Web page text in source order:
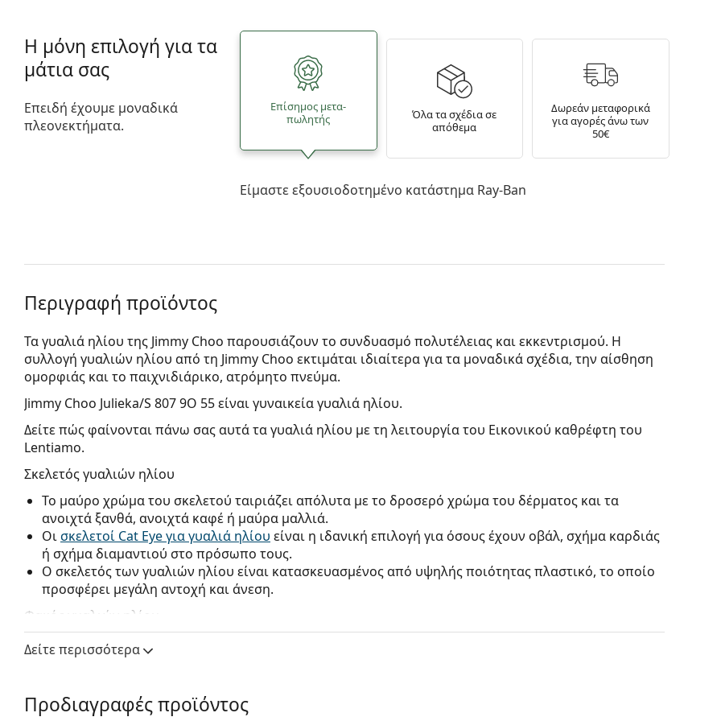
Η μόνη επιλογή για τα
μάτια σας
Επειδή έχουμε μοναδικά
πλεονεκτήματα.
Επίσημος μετα­
πωλητής
Όλα τα σχέδια σε
απόθεμα
Δωρεάν μεταφορικά
για αγορές άνω των
50€
Είμαστε εξουσιοδοτημένο κατάστημα Ray-Ban
Περιγραφή προϊόντος
Τα γυαλιά ηλίου της Jimmy Choo παρουσιάζουν το συνδυασμό πολυτέλειας και εκκεντρισμού. Η
συλλογή γυαλιών ηλίου από τη Jimmy Choo εκτιμάται ιδιαίτερα για τα μοναδικά σχέδια, την αίσθηση
ομορφιάς και το παιχνιδιάρικο, ατρόμητο πνεύμα.
Jimmy Choo Julieka/S 807 9O 55είναι γυναικεία γυαλιά ηλίου.
Δείτε πώς φαίνονται πάνω σας αυτά τα γυαλιά ηλίου με τη λειτουργία του Εικονικού καθρέφτη του
Lentiamo.
Σκελετός γυαλιών ηλίου
Το μαύρο χρώμα του σκελετού ταιριάζει απόλυτα με το δροσερό χρώμα του δέρματος και τα
ανοιχτά ξανθά, ανοιχτά καφέ ή μαύρα μαλλιά.
Οισκελετοί Cat Eye για γυαλιά ηλίου είναι η ιδανική επιλογή για όσους έχουν οβάλ, σχήμα καρδιάς
ή σχήμα διαμαντιού στο πρόσωπο τους.
Ο σκελετός των γυαλιών ηλίου είναι κατασκευασμένος από υψηλής ποιότητας πλαστικό, το οποίο
προσφέρει μεγάλη αντοχή και άνεση.
Φακός γυαλιών ηλίου
Οι γκρι φακοί μειώνουν την ένταση του φωτός χωρίς να επηρεάζουν την αντίθεση ή να
αλλοιώνουν τα χρώματα.
το κάτω μέρος του φακού είναι το πιο φωτεινό. Η πιο σκούρα απόχρωση στην κορυφή επιτρέπει το
φιλτράρισμα του άμεσου ηλιακού φωτός και η πιο ανοιχτή απόχρωση στο κάτω μέρος εξασφαλίζει
Δείτε περισσότερα
Προδιαγραφές προϊόντος